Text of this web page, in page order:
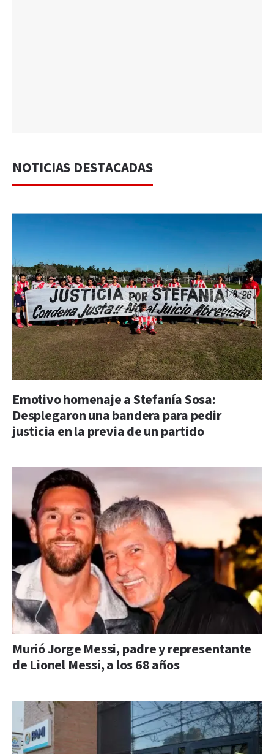
NOTICIAS DESTACADAS
Emotivo homenaje a Stefanía Sosa:
Desplegaron una bandera para pedir
justicia en la previa de un partido
Murió Jorge Messi, padre y representante
de Lionel Messi, a los 68 años